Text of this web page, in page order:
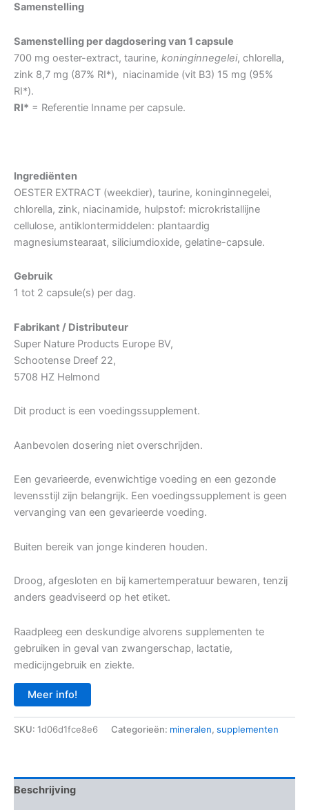
Samenstelling
Samenstelling per dagdosering van 1 capsule
700 mg oester-extract, taurine, koninginnegelei, chlorella,
zink 8,7 mg (87% RI*), niacinamide (vit B3) 15 mg (95%
RI*).
RI* = Referentie Inname per capsule.
Ingrediënten
OESTER EXTRACT (weekdier), taurine, koninginnegelei,
chlorella, zink, niacinamide, hulpstof: microkristallijne
cellulose, antiklontermiddelen: plantaardig
magnesiumstearaat, siliciumdioxide, gelatine-capsule.
Gebruik
1 tot 2 capsule(s) per dag.
Fabrikant / Distributeur
Super Nature Products Europe BV,
Schootense Dreef 22,
5708 HZ Helmond
Dit product is een voedingssupplement.
Aanbevolen dosering niet overschrijden.
Een gevarieerde, evenwichtige voeding en een gezonde
levensstijl zijn belangrijk. Een voedingssupplement is geen
vervanging van een gevarieerde voeding.
Buiten bereik van jonge kinderen houden.
Droog, afgesloten en bij kamertemperatuur bewaren, tenzij
anders geadviseerd op het etiket.
Raadpleeg een deskundige alvorens supplementen te
gebruiken in geval van zwangerschap, lactatie,
medicijngebruik en ziekte.
Meer info!
SKU: 1d06d1fce8e6 Categorieën: mineralen, supplementen
Beschrijving